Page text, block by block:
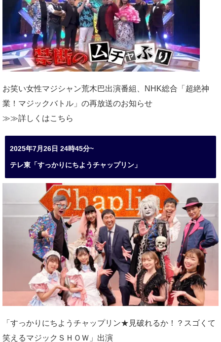
お笑い女性マジシャン荒木巴出演番組、
NHK総合「超絶神
業！マジックバトル」の再放送のお知らせ
≫≫詳しくはこちら
2025年7月26日 24時45分~
テレ東「すっかりにちようチャップリン」
「すっかりにちようチャップリン★見破れるか！？スゴくて
笑えるマジックＳＨＯＷ」出演